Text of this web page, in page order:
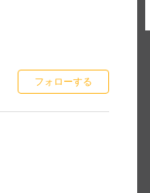
フォローする